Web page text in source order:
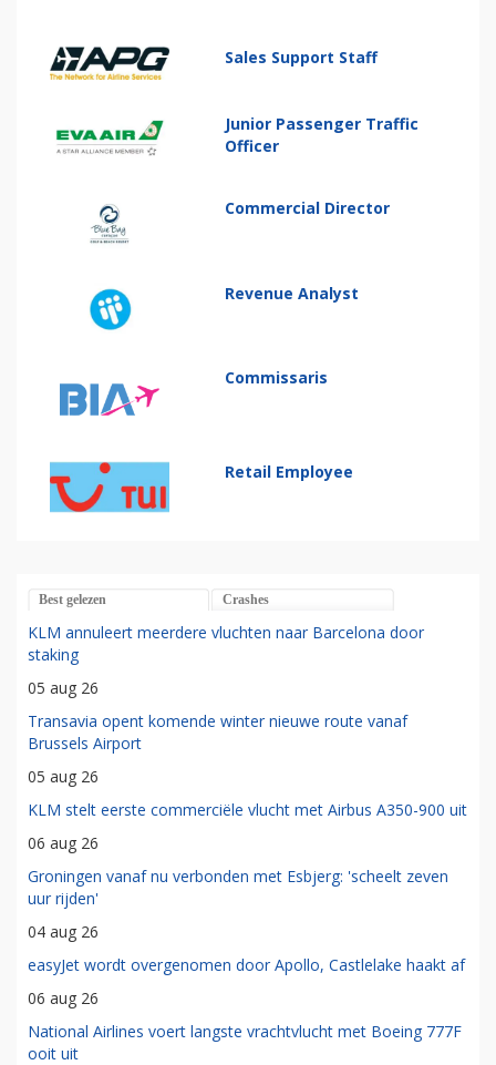
Sales Support Staff
Junior Passenger Traffic
Officer
Commercial Director
Revenue Analyst
Commissaris
Retail Employee
Best gelezen Crashes
KLM annuleert meerdere vluchten naar Barcelona door
staking
05 aug 26
Transavia opent komende winter nieuwe route vanaf
Brussels Airport
05 aug 26
KLM stelt eerste commerciële vlucht met Airbus A350-900 uit
06 aug 26
Groningen vanaf nu verbonden met Esbjerg: 'scheelt zeven
uur rijden'
04 aug 26
easyJet wordt overgenomen door Apollo, Castlelake haakt af
06 aug 26
National Airlines voert langste vrachtvlucht met Boeing 777F
ooit uit